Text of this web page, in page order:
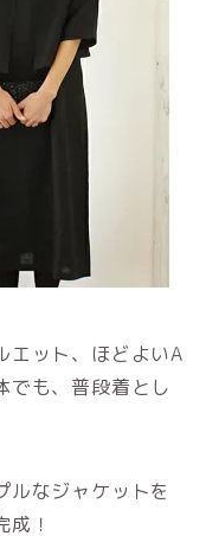
エット、ほどよいA
でも、普段着とし
ルなジャケットを
！